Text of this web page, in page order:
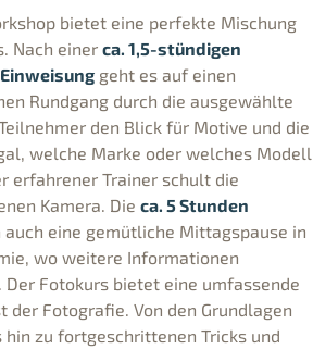
bietet eine perfekte Mischung
Nach einer ca. 1,5-stündigen
geht es auf einen
Rundgang durch die ausgewählte
den Blick für Motive und die
welche Marke oder welches Modell
erfahrener Trainer schult die
Kamera. Die ca. 5 Stunden
eine gemütliche Mittagspause in
wo weitere Informationen
Fotokurs bietet eine umfassende
der Fotografie. Von den Grundlagen
hin zu fortgeschrittenen Tricks und